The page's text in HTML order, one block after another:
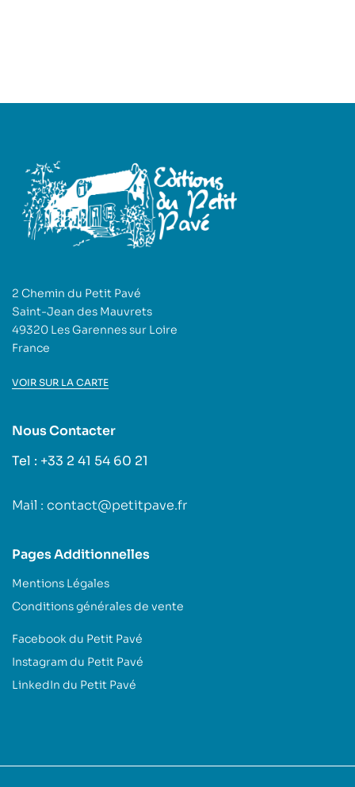
2 Chemin du Petit Pavé
Saint-Jean des Mauvrets
49320 Les Garennes sur Loire
France
VOIR SUR LA CARTE
Nous Contacter
Tel : +33 2 41 54 60 21
Mail : contact@petitpave.fr
Pages Additionnelles
Mentions Légales
Conditions générales de vente
Facebook du Petit Pavé
Instagram du Petit Pavé
LinkedIn du Petit Pavé